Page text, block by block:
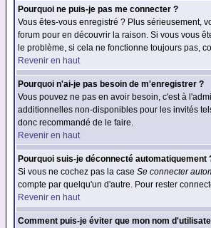
Pourquoi ne puis-je pas me connecter ?
Vous êtes-vous enregistré ? Plus sérieusement,
forum pour en découvrir la raison. Si vous vous
le problème, si cela ne fonctionne toujours pas,
Revenir en haut
Pourquoi n'ai-je pas besoin de m'enregistrer ?
Vous pouvez ne pas en avoir besoin, c'est à
additionnelles non-disponibles pour les invités
donc recommandé de le faire.
Revenir en haut
Pourquoi suis-je déconnecté automatiquement
Si vous ne cochez pas la case Se connecter
compte par quelqu'un d'autre. Pour rester
Revenir en haut
Comment puis-je éviter que mon nom